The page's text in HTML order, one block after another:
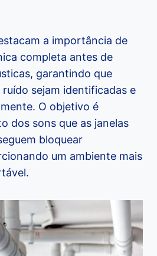
a importância de
completa antes de
garantindo que
sejam identificadas e
O objetivo é
dos sons que as janelas
bloquear
um ambiente mais